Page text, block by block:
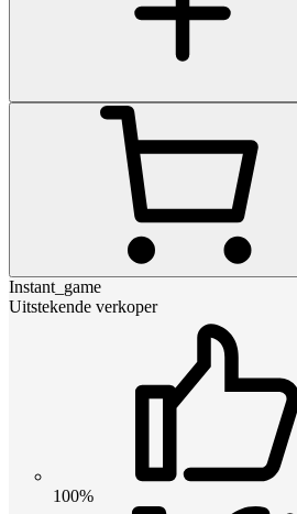
Instant_game
Uitstekende verkoper
100%